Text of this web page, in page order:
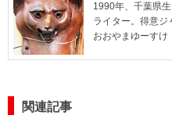
1990年、千葉県
ライター。得意ジ
おおやまゆーすけ
関連記事